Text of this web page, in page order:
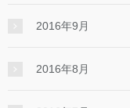
2016年9月
2016年8月